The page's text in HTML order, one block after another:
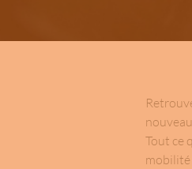
Tout ce
mobilité